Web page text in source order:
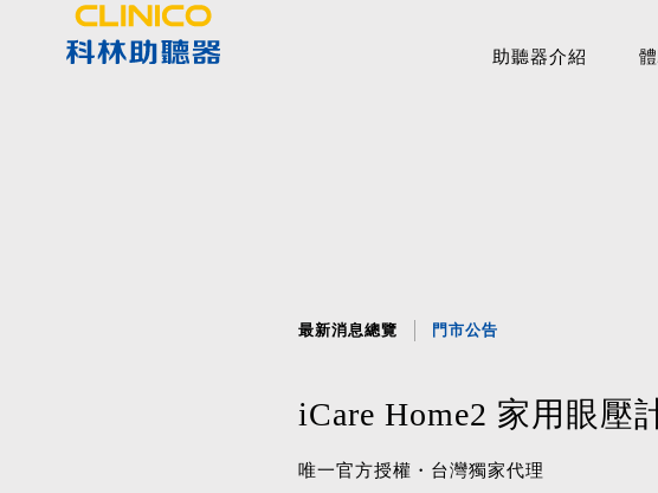
助聽器介紹
最新消息總覽 門市公告
iCare Home2 家用眼壓
唯一官方授權・台灣獨家代理